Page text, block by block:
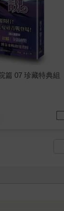
篇 07 珍藏特典組